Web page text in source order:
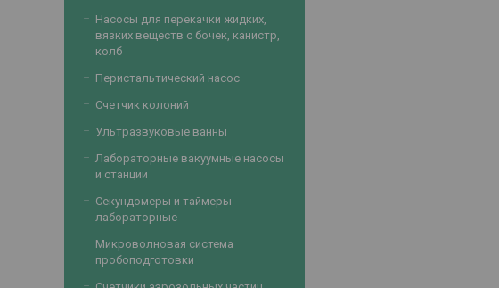
Насосы для перекачки жидких,
вязких веществ с бочек, канистр,
колб
Перистальтический насос
Счетчик колоний
Ультразвуковые ванны
Лабораторные вакуумные насосы
и станции
Секундомеры и таймеры
лабораторные
Микроволновая система
пробоподготовки